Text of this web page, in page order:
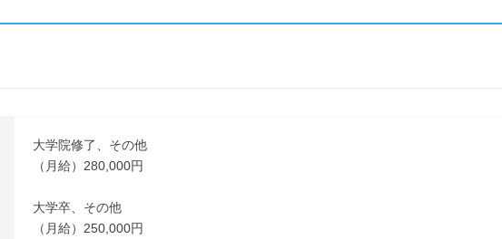
大学院修了、その他
（月給）280,000円
大学卒、その他
（月給）250,000円